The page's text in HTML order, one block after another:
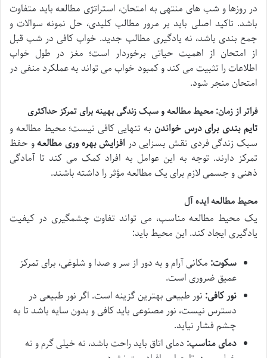
در روزها و شب های منتهی به امتحان، استراتژی مطالعه باید متفاوت
باشد. تاکید اصلی باید بر مرور مطالب کلیدی، حل نمونه سوالات و
جمع بندی باشد، نه یادگیری مطالب جدید. خواب کافی در شب قبل
از امتحان از اهمیت حیاتی برخوردار است؛ مغز در طول خواب
اطلاعات را تثبیت می کند و کمبود خواب می تواند به عملکرد منفی در
امتحان منجر شود.
فراتر از زمان: محیط مطالعه و سبک زندگی بهینه برای تمرکز حداکثری
تایم بندی برای درس خواندن به تنهایی کافی نیست؛ محیط مطالعه و
سبک زندگی فردی نقش بسزایی در افزایش بهره وری مطالعهو حفظ
تمرکز دارند. توجه به این عوامل به افراد کمک می کند تا آمادگی
ذهنی و جسمی لازم برای یک مطالعه مؤثر را داشته باشند.
محیط مطالعه ایده آل
یک محیط مطالعه مناسب، می تواند تفاوت چشمگیری در کیفیت
یادگیری ایجاد کند. این محیط باید:
سکوت: مکانی آرام و به دور از سر و صدا و شلوغی، برای تمرکز
عمیق ضروری است.
نور کافی: نور طبیعی بهترین گزینه است. اگر نور طبیعی در
دسترس نیست، نور مصنوعی باید کافی و بدون سایه باشد تا به
چشم فشار نیاید.
دمای مناسب: دمای اتاق باید راحت باشد، نه خیلی گرم و نه